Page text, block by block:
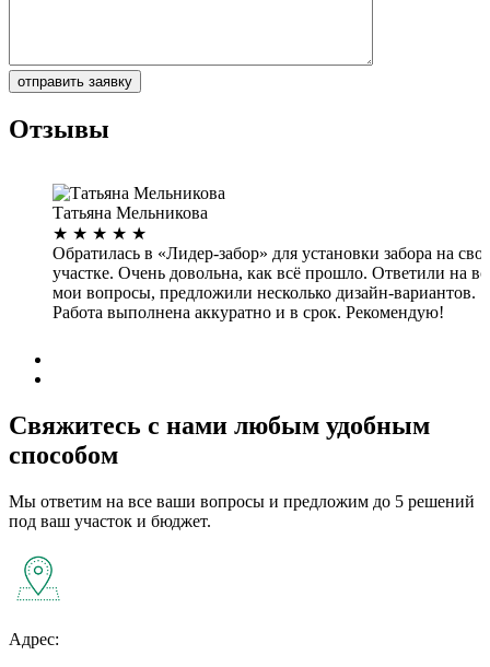
Отзывы
Татьяна Мельникова
★ ★ ★ ★ ★
Обратилась в «Лидер-забор» для установки забора на
участке. Очень довольна, как всё прошло. Ответили на
мои вопросы, предложили несколько дизайн-вариантов.
Работа выполнена аккуратно и в срок. Рекомендую!
Свяжитесь с нами любым удобным
способом
Мы ответим на все ваши вопросы и предложим до 5 решений
под ваш участок и бюджет.
Адрес: